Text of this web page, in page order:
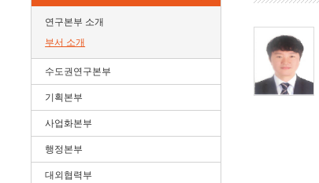
연구본부 소개
부서 소개
수도권연구본부
기획본부
사업화본부
행정본부
대외협력부